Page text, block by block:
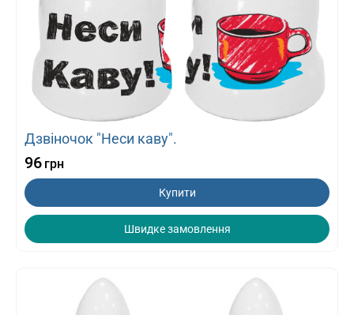
Дзвіночок "Неси каву".
96 грн
Купити
Швидке замовлення